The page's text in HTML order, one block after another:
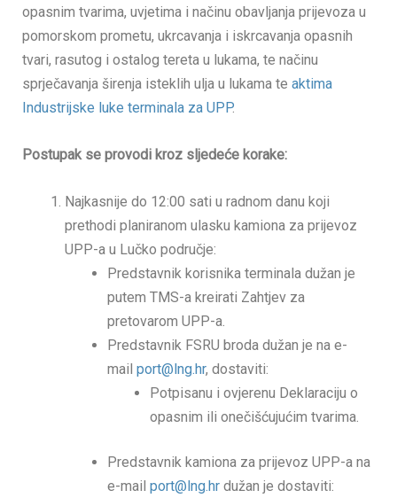
opasnim tvarima, uvjetima i načinu obavljanja prijevoza u
pomorskom prometu, ukrcavanja i iskrcavanja opasnih
tvari, rasutog i ostalog tereta u lukama, te načinu
sprječavanja širenja isteklih ulja u lukama te aktima
Industrijske luke terminala za UPP.
Postupak se provodi kroz sljedeće korake:
Najkasnije do 12:00 sati u radnom danu koji
prethodi planiranom ulasku kamiona za prijevoz
UPP-a u Lučko područje:
Predstavnik korisnika terminala dužan je
putem TMS-a kreirati Zahtjev za
pretovarom UPP-a.
Predstavnik FSRU broda dužan je na e-
mail port@lng.hr, dostaviti:
Potpisanu i ovjerenu Deklaraciju o
opasnim ili onečišćujućim tvarima.
Predstavnik kamiona za prijevoz UPP-a na
e-mail port@lng.hr dužan je dostaviti: